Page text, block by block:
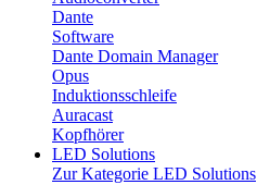
Dante
Software
Dante Domain Manager
Opus
Induktionsschleife
Auracast
Kopfhörer
LED Solutions
Zur Kategorie LED Solutions